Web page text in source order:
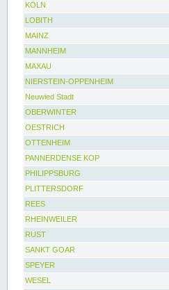
KÖLN
LOBITH
MAINZ
MANNHEIM
MAXAU
NIERSTEIN-OPPENHEIM
Neuwied Stadt
OBERWINTER
OESTRICH
OTTENHEIM
PANNERDENSE KOP
PHILIPPSBURG
PLITTERSDORF
REES
RHEINWEILER
RUST
SANKT GOAR
SPEYER
WESEL